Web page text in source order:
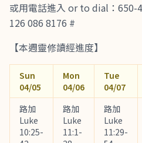
或用電話進入 or to dial：650-
126 086 8176 #
【本週靈修讀經進度】
Sun
04/05
Mon
04/06
Tue
04/07
路加
Luke
10:25-
路加
Luke
11:1-
路加
Luke
11:29-